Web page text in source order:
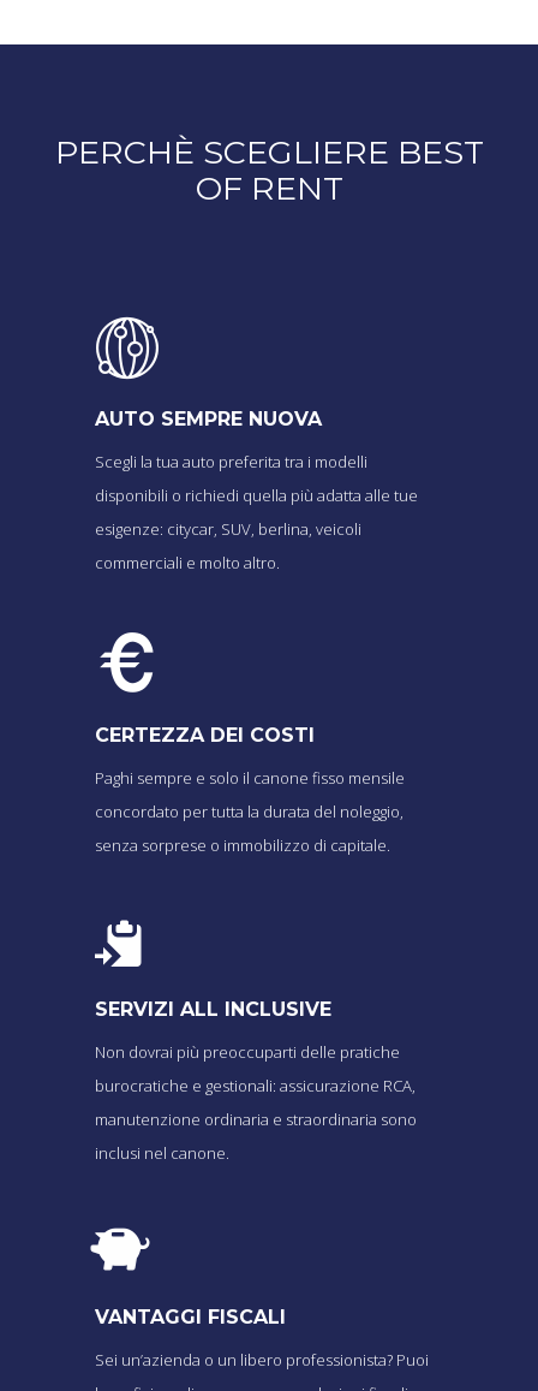
PERCHÈ SCEGLIERE BEST
OF RENT
AUTO SEMPRE NUOVA
Scegli la tua auto preferita tra i modelli
disponibili o richiedi quella più adatta alle tue
esigenze: citycar, SUV, berlina, veicoli
commerciali e molto altro.
CERTEZZA DEI COSTI
Paghi sempre e solo il canone fisso mensile
concordato per tutta la durata del noleggio,
senza sorprese o immobilizzo di capitale.
SERVIZI ALL INCLUSIVE
Non dovrai più preoccuparti delle pratiche
burocratiche e gestionali: assicurazione RCA,
manutenzione ordinaria e straordinaria sono
inclusi nel canone.
VANTAGGI FISCALI
Sei un’azienda o un libero professionista? Puoi